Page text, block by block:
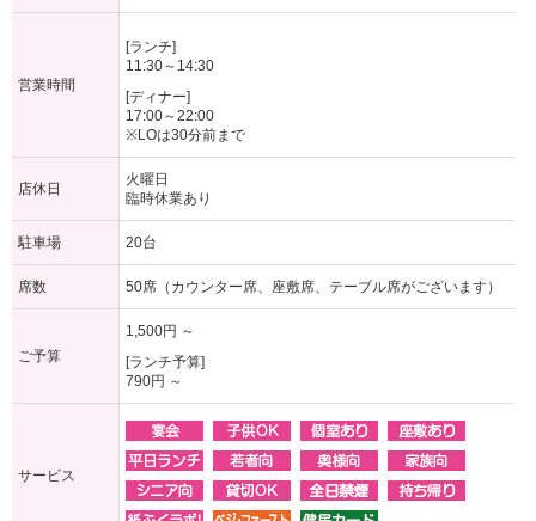
営業時間
[ランチ]
11:30～14:30
[ディナー]
17:00～22:00
※LOは30分前まで
店休日
火曜日
臨時休業あり
駐車場 20台
席数 50席（カウンター席、座敷席、テーブル席がございます）
ご予算
1,500円 ～
[ランチ予算]
790円 ～
サービス